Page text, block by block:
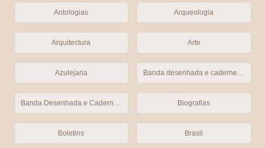
Antologias Arqueologia
Arquitectura Arte
Azulejaria Banda desenhada e cadernetas
Banda Desenhada e Cadernetas (Cromos) Biografias
Boletins Brasil